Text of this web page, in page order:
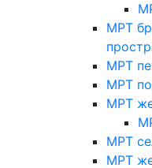
МРТ
МРТ
МРТ
МРТ
МРТ
МРТ